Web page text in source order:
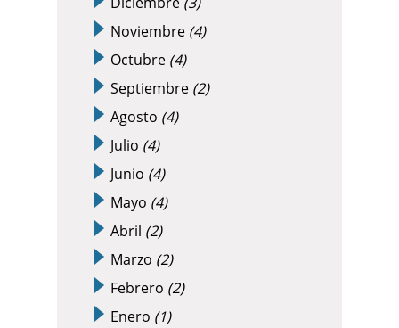
Noviembre (4)
Octubre (4)
Septiembre (2)
Agosto (4)
Julio (4)
Junio (4)
Mayo (4)
Abril (2)
Marzo (2)
Febrero (2)
Enero (1)